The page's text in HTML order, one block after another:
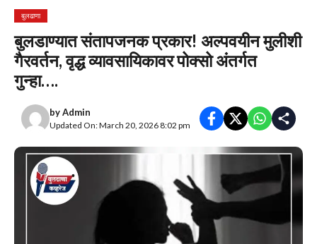
बुलढाणा
बुलडाण्यात संतापजनक प्रकार! अल्पवयीन मुलीशी
गैरवर्तन, वृद्ध व्यावसायिकावर पोक्सो अंतर्गत
गुन्हा….
byAdmin
Updated On: March 20, 2026 8:02 pm